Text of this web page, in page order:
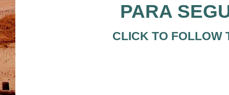
PARA
CLICK TO FOLLOW